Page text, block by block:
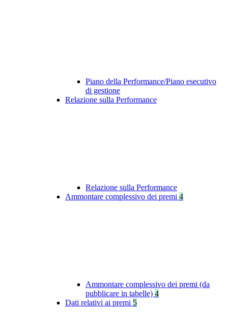
Piano della Performance/Piano esecutivo
di gestione
Relazione sulla Performance
Relazione sulla Performance
Ammontare complessivo dei premi 4
Ammontare complessivo dei premi (da
pubblicare in tabelle) 4
Dati relativi ai premi 5